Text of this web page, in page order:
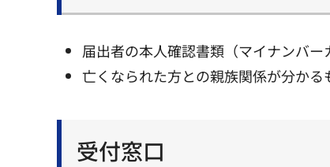
届出者の本人確認書類（マイナンバー
亡くなられた方との親族関係が分かる
受付窓口